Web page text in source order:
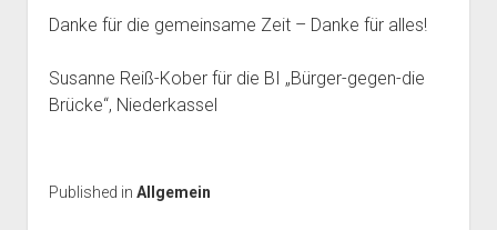
Danke für die gemeinsame Zeit – Danke für alles!
Susanne Reiß-Kober für die BI „Bürger-gegen-die
Brücke“, Niederkassel
Published in Allgemein